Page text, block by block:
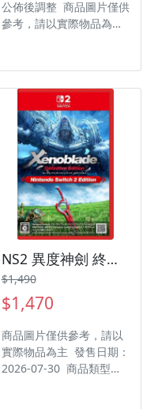
公佈後調整 商品圖片僅供
參考，請以實際物品為主
台：Nintendo Switch 2
遊戲類型：運動 遊玩人
數： 1-4 人 作品分級：
普遍級 製作廠商：
Nintendo 發行廠商：
Nintendo
NS2 異度神劍 終極 Nintendo Switch 2 Edition 中文版
$1,490
$1,470
商品圖片僅供參考，請以
實際物品為主 發售日期：
2026-07-30 商品類型：